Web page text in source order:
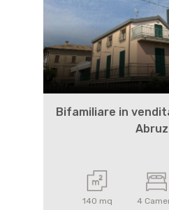
Bifamiliare in
140 mq 4